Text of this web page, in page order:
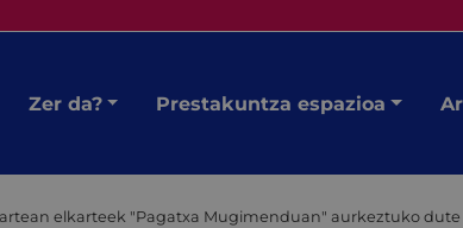
Zer da? Prestakuntza espazioa
elkarteek "Pagatxa Mugimenduan" aurkeztuko dute